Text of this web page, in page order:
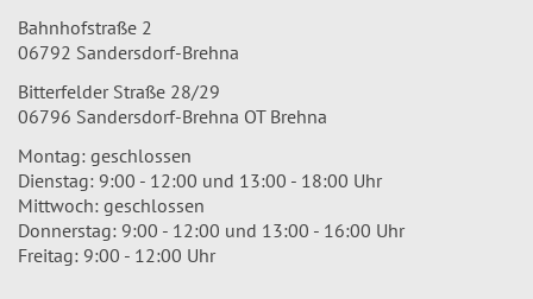
Bahnhofstraße 2
06792 Sandersdorf-Brehna
Bitterfelder Straße 28/29
06796 Sandersdorf-Brehna OT Brehna
Montag: geschlossen
Dienstag: 9:00 - 12:00 und 13:00 - 18:00 Uhr
Mittwoch: geschlossen
Donnerstag: 9:00 - 12:00 und 13:00 - 16:00 Uhr
Freitag: 9:00 - 12:00 Uhr